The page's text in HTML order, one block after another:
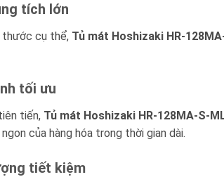
tích lớn
thước cụ thể, Tủ mát Hoshizaki HR-
tối ưu
tiến, Tủ mát Hoshizaki HR-128MA-S-
của hàng hóa trong thời gian dài.
tiết kiệm